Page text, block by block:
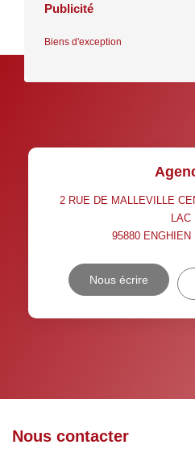
Publicité
Biens d'exception
2 RUE DE MALLEVILLE
LAC
95880 ENGHIEN
Nous écrire
Nous contacter